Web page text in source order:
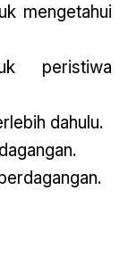
mengetahui
peristiwa
dahulu.